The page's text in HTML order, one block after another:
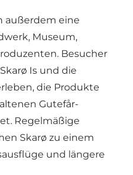
außerdem eine
Museum,
Besucher
Is und die
die Produkte
Gutefår-
Regelmäßige
Skarø zu einem
und längere